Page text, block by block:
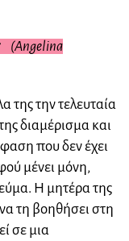
(Angelina
της την τελευταία
διαμέρισμα και
που δεν έχει
μένει μόνη,
Η μητέρα της
τη βοηθήσει στη
σε μια